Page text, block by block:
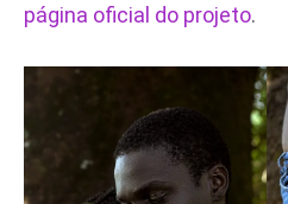
página oficial do projeto.